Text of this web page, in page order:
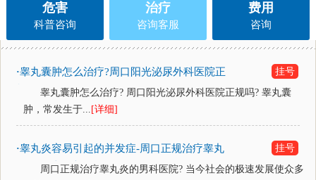
危害
科普咨询
治疗
咨询客服
费用
咨询
·睾丸囊肿怎么治疗?周口阳光泌尿外科医院正
规吗?
挂号
睾丸囊肿怎么治疗? 周口阳光泌尿外科医院正规吗? 睾丸囊
肿，常发生于... [详细]
·睾丸炎容易引起的并发症-周口正规治疗睾丸
炎的男科医院？
挂号
周口正规治疗睾丸炎的男科医院? 当今社会的极速发展使众多